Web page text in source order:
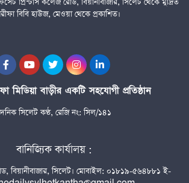
প্রিন্টার্স কলেজ রোড, বিয়ানীবাজার, সিলেট থেকে মুদ্রিত
বিবি হাউজ, মেওয়া থেকে প্রকাশিত।
মিডিয়া বাড়ীর একটি সহযোগী প্রতিষ্ঠান
সিলেট কণ্ঠ, রেজি নং: সিল/১৪১
বানিজ্যিক কার্যালয় :
বিয়ানীবাজার, সিলেট। মোবাইল: ০১৮১৯-৫৬৪৮৮১ ই-